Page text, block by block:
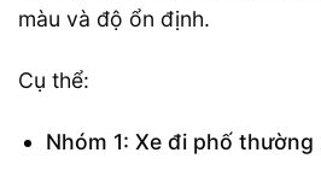
màu và độ ổn định.
Cụ thể:
Nhóm 1: Xe đi phố thường